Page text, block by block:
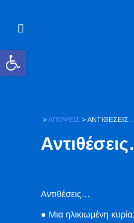
>ΑΠΟΨΕΙΣ >ΑΝΤΙΘΈΣΕΙΣ…
Αντιθέσεις…
● Μια ηλικιωμένη
Ανοίξτε τη γραμμή